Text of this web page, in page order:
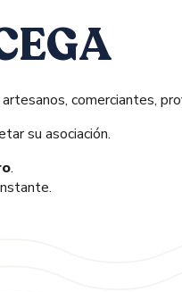
comerciantes,
su asociación.
.